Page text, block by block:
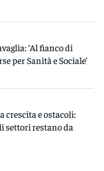
‘Al fianco di
per Sanità e Sociale’
e ostacoli:
settori restano da